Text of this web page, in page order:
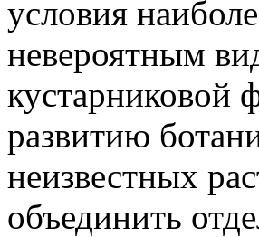
условия
невероятным
кустарниковой
развитию
неизвестных
объединить